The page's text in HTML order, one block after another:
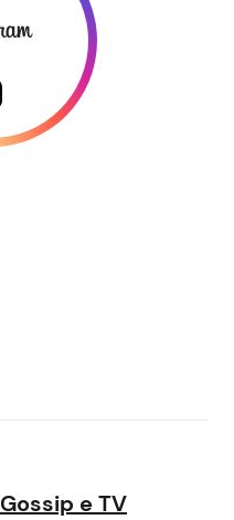
Gossip e TV